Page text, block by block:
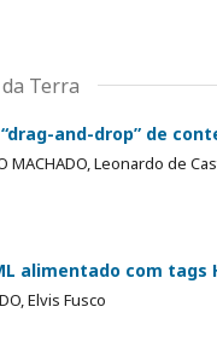
Terra
and-drop” de
MACHADO, Leonardo de
alimentado com tags
Elvis Fusco